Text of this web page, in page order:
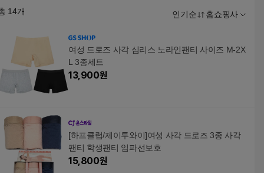
14개 인기순 홈쇼핑사
여성 드로즈 사각 심리스 노라인팬티 사이즈 M-2X
L 3종세트
13,900원
[하프클럽/제이투와이]여성 사각 드로즈 3종 사각
팬티 학생팬티 임파선보호
15,800원